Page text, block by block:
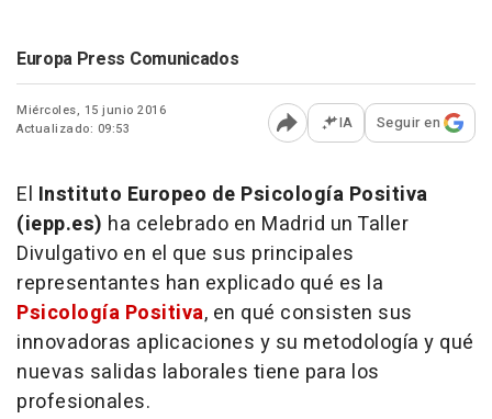
Europa Press Comunicados
Miércoles, 15 junio 2016
Actualizado: 09:53
Abrir opciones para
IA Seguir en
El Instituto Europeo de Psicología Positiva
(iepp.es) ha celebrado en Madrid un Taller
Divulgativo en el que sus principales
representantes han explicado qué es la
Psicología Positiva, en qué consisten sus
innovadoras aplicaciones y su metodología y qué
nuevas salidas laborales tiene para los
profesionales.